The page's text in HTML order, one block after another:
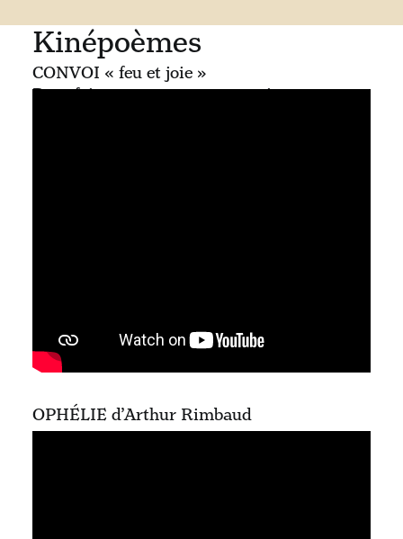
Kinépoèmes
Pour faire court : textes, sons, images et
CONVOI « feu et joie »
OPHÉLIE d’Arthur Rimbaud